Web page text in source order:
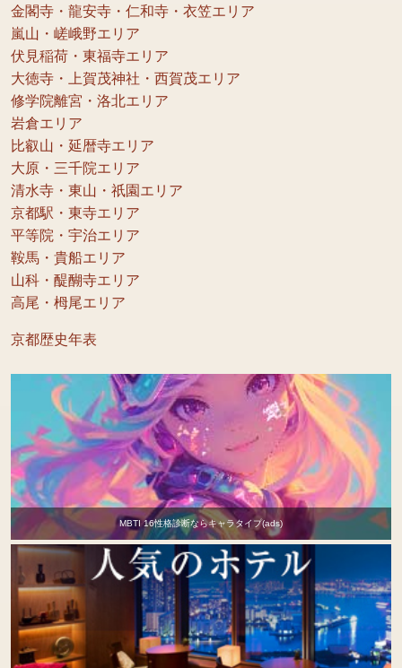
金閣寺・龍安寺・仁和寺・衣笠エリア
嵐山・嵯峨野エリア
伏見稲荷・東福寺エリア
大徳寺・上賀茂神社・西賀茂エリア
修学院離宮・洛北エリア
岩倉エリア
比叡山・延暦寺エリア
大原・三千院エリア
清水寺・東山・祇園エリア
京都駅・東寺エリア
平等院・宇治エリア
鞍馬・貴船エリア
山科・醍醐寺エリア
高尾・栂尾エリア
京都歴史年表
MBTI 16性格診断ならキャラタイプ(ads)